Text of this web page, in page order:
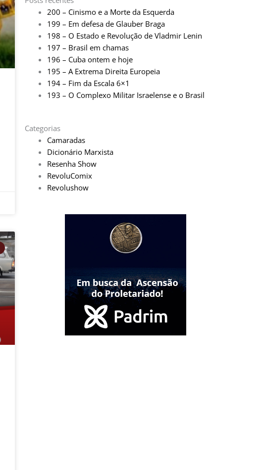
200 – Cinismo e a Morte da Esquerda
199 – Em defesa de Glauber Braga
198 – O Estado e Revolução de Vladmir Lenin
197 – Brasil em chamas
196 – Cuba ontem e hoje
195 – A Extrema Direita Europeia
194 – Fim da Escala 6×1
193 – O Complexo Militar Israelense e o Brasil
Categorias
Camaradas
Dicionário Marxista
Resenha Show
RevoluComix
Revolushow